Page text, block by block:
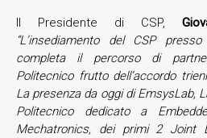
Il Presidente di CSP,
“L’insediamento del CSP
completa il percorso di
Politecnico frutto dell’accordo
La presenza da oggi di EmsysLab,
Politecnico dedicato a
Mechatronics, dei primi 2 Joint